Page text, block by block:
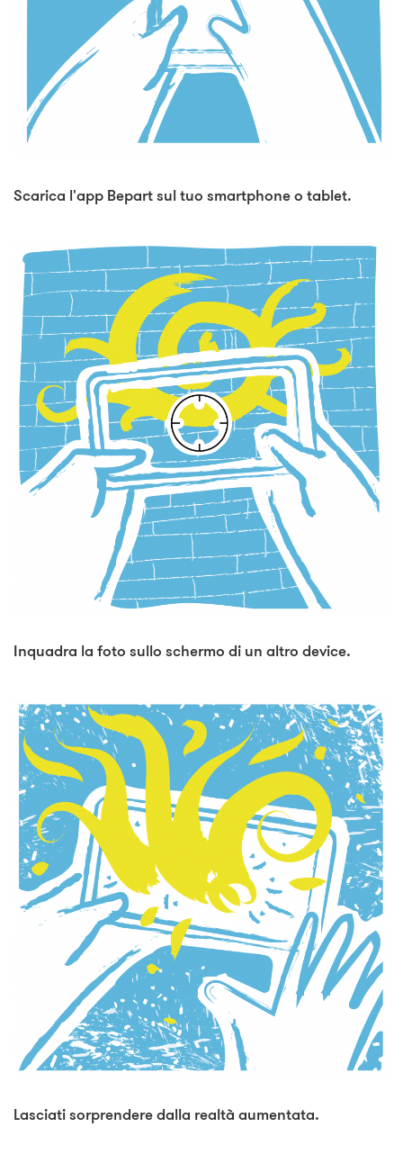
Scarica l'app Bepart sul tuo smartphone o tablet.
Inquadra la foto sullo schermo di un altro device.
Lasciati sorprendere dalla realtà aumentata.